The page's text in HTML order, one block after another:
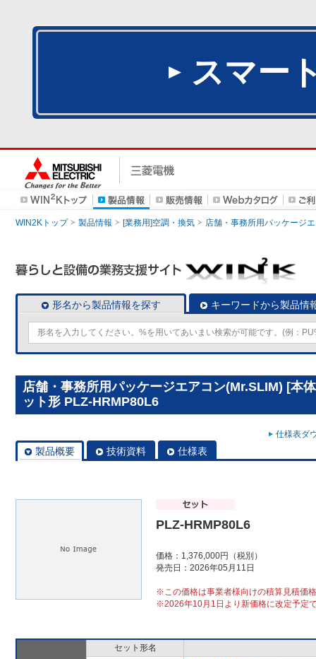
スマー
WIN2Kトップ 製品情報 [業務用]空調・換気 店舗・事務所用パッケージ
形名から製品情報を探す キーワードから製品情
店舗・事務所用パッケージエアコン(Mr.SLIM) [本
ット形 PLZ-HRMP80L6
仕様表ダ
製品概要 技術資料 仕様表
PLZ-HRMP80L6
価格：1,376,000円（税別）
発売日：2026年05月11日
※この価格は事業者様向けの積算見積価
※2026年10月1日より新価格に改定予定
セット形名